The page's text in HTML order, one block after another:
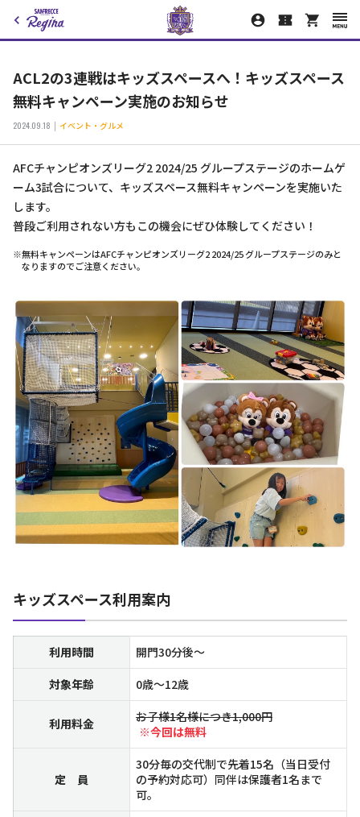
ACL2の3連戦はキッズスペースへ！キッズスペース
無料キャンペーン実施のお知らせ
2024.09.18 イベント・グルメ
AFCチャンピオンズリーグ2 2024/25 グループステージのホームゲ
ーム3試合について、キッズスペース無料キャンペーンを実施いた
します。
普段ご利用されない方もこの機会にぜひ体験してください！
※無料キャンペーンはAFCチャンピオンズリーグ2 2024/25 グループステージのみと
なりますのでご注意ください。
キッズスペース利用案内
利用時間
開門30分後～
対象年齢
0歳～12歳
利用料金
お子様1名様につき1,000円
※今回は無料
定 員
30分毎の交代制で先着15名（当日受付
の予約対応可）同伴は保護者1名まで
可。